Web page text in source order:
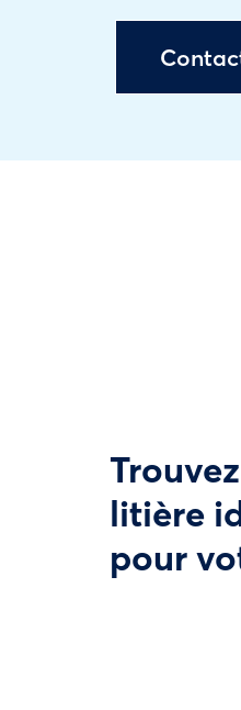
litière
pour